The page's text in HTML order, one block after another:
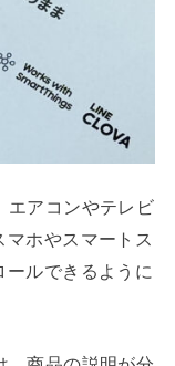
エアコンやテレビ
ホやスマートス
ールできるように